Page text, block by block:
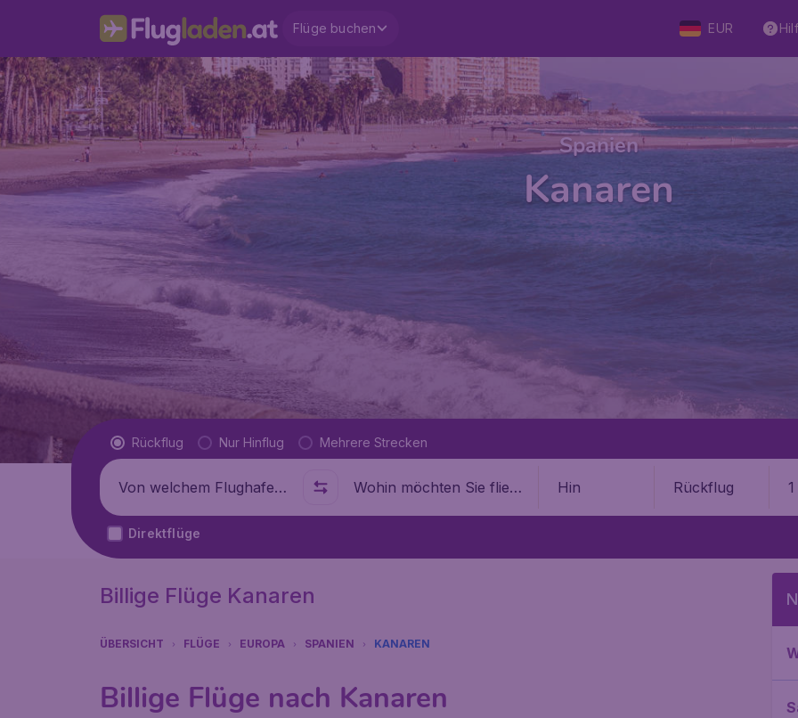
Flüge buchen EUR
Spanien
Kanaren
Flugtyp
Rückflug Nur Hinflug Mehrere Strecken
Abflug von Wohin Hin Rückflug
Direktflüge
Billige Flüge Kanaren
ÜBERSICHT FLÜGE EUROPA SPANIEN KANAREN
Billige Flüge nach Kanaren